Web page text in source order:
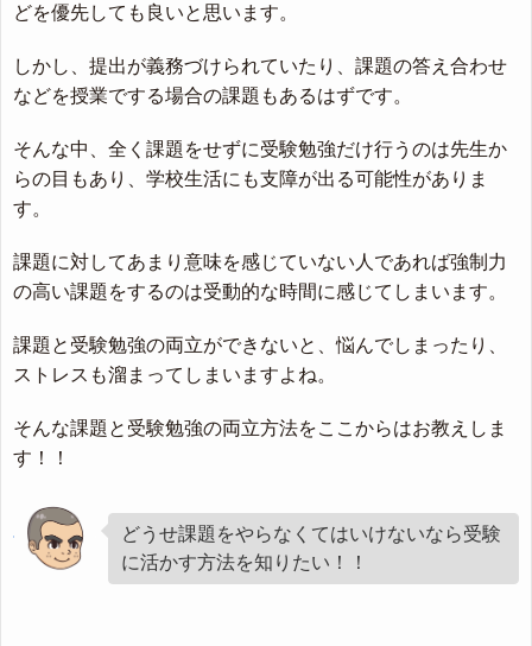
どを優先しても良いと思います。
しかし、提出が義務づけられていたり、課題の答え合わせ
などを授業でする場合の課題もあるはずです。
そんな中、全く課題をせずに受験勉強だけ行うのは先生か
らの目もあり、学校生活にも支障が出る可能性がありま
す。
課題に対してあまり意味を感じていない人であれば強制力
の高い課題をするのは受動的な時間に感じてしまいます。
課題と受験勉強の両立ができないと、悩んでしまったり、
ストレスも溜まってしまいますよね。
そんな課題と受験勉強の両立方法をここからはお教えしま
す！！
どうせ課題をやらなくてはいけないなら受験
に活かす方法を知りたい！！